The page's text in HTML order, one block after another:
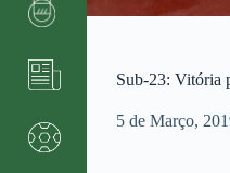
Sub-23: Vitória
5 de Março,